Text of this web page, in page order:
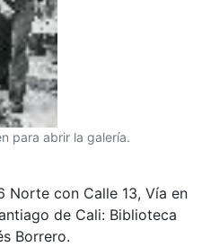
para abrir la galería.
Norte con Calle 13, Vía en
de Cali: Biblioteca
Borrero.